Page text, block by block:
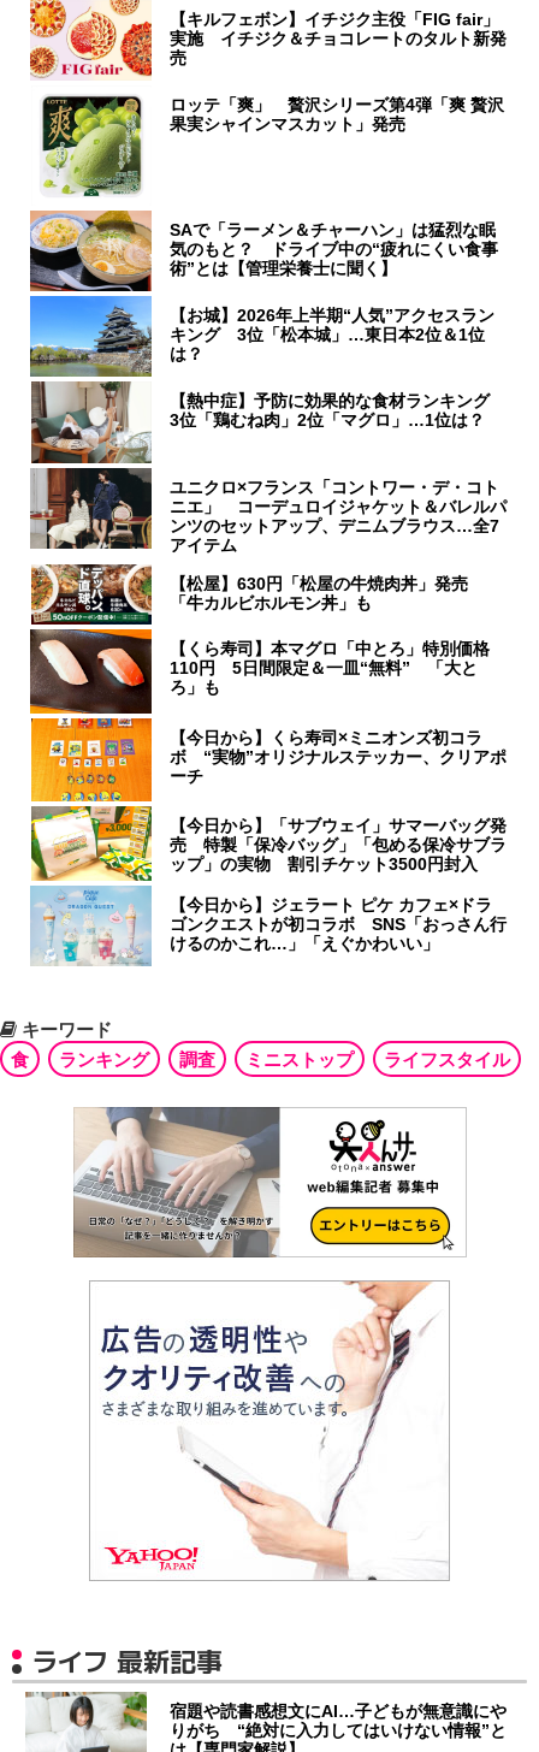
【キルフェボン】イチジク主役「FIG fair」
実施 イチジク＆チョコレートのタルト新発
売
ロッテ「爽」 贅沢シリーズ第4弾「爽 贅沢
果実シャインマスカット」発売
SAで「ラーメン＆チャーハン」は猛烈な眠
気のもと？ ドライブ中の“疲れにくい食事
術”とは【管理栄養士に聞く】
【お城】2026年上半期“人気”アクセスラン
キング 3位「松本城」…東日本2位＆1位
は？
【熱中症】予防に効果的な食材ランキング
3位「鶏むね肉」2位「マグロ」…1位は？
ユニクロ×フランス「コントワー・デ・コト
ニエ」 コーデュロイジャケット＆バレルパ
ンツのセットアップ、デニムブラウス…全7
アイテム
【松屋】630円「松屋の牛焼肉丼」発売
「牛カルビホルモン丼」も
【くら寿司】本マグロ「中とろ」特別価格
110円 5日間限定＆一皿“無料” 「大と
ろ」も
【今日から】くら寿司×ミニオンズ初コラ
ボ “実物”オリジナルステッカー、クリアポ
ーチ
【今日から】「サブウェイ」サマーバッグ発
売 特製「保冷バッグ」「包める保冷サブラ
ップ」の実物 割引チケット3500円封入
【今日から】ジェラート ピケ カフェ×ドラ
ゴンクエストが初コラボ SNS「おっさん行
けるのかこれ…」「えぐかわいい」
キーワード
食
ランキング 調査 ミニストップ ライフスタイル
ライフ 最新記事
宿題や読書感想文にAI…子どもが無意識にや
りがち “絶対に入力してはいけない情報”と